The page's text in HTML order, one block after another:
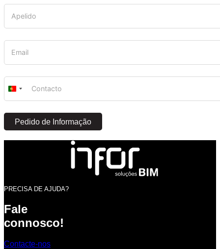
Portugal
+351
Pedido de Informação
PRECISA DE AJUDA?
Fale
connosco!
Contacte-nos